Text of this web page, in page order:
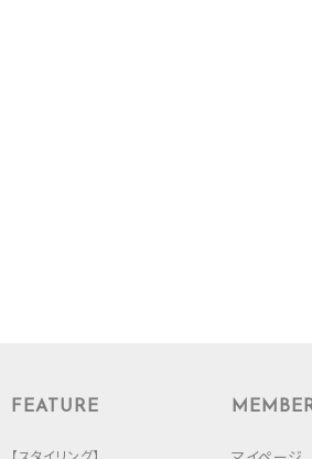
FEATURE
【スタイリング】